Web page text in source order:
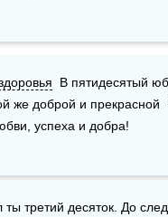
В пятидесятый
же доброй и прекрасной
успеха и добра!
ты третий десяток. До